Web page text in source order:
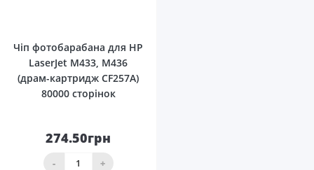
Чіп фотобарабана для HP
LaserJet M433, M436
(драм-картридж CF257A)
80000 сторінок
274.50грн
- +